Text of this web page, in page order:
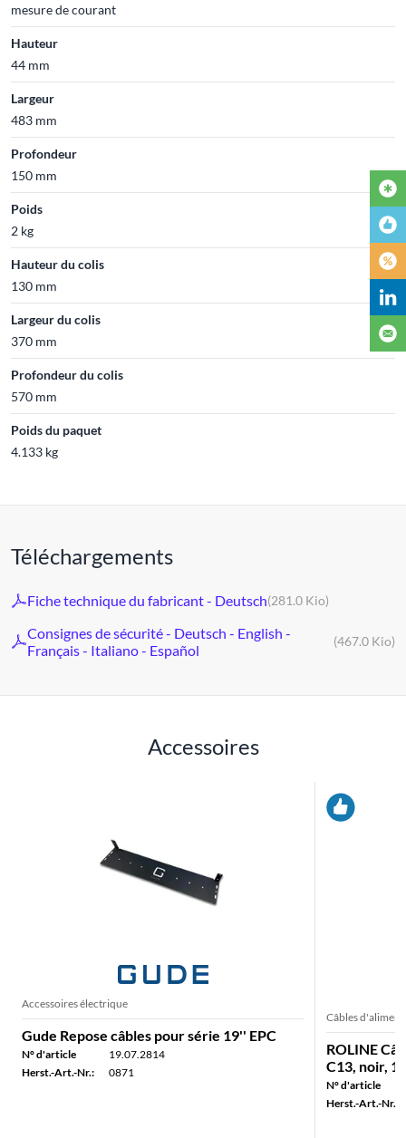
mesure de courant
Hauteur
44 mm
Largeur
483 mm
Profondeur
150 mm
Poids
2 kg
Hauteur du colis
130 mm
Largeur du colis
370 mm
Profondeur du colis
570 mm
Poids du paquet
4.133 kg
Téléchargements
Fiche technique du fabricant - Deutsch(281.0 Kio)
Consignes de sécurité - Deutsch - English -
Français - Italiano - Español
(467.0 Kio)
Accessoires
Accessoires électrique
Gude Repose câbles pour série 19'' EPC
N° d'article
19.07.2814
Herst.-Art.-Nr.:
0871
Câbles
ROLINE
C13, noir,
N° d'article
Herst.-Art.-Nr.: